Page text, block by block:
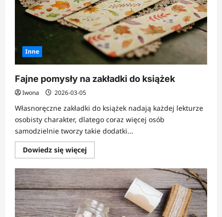
Inne
Fajne pomysły na zakładki do książek
Iwona 2026-03-05
Własnoręczne zakładki do książek nadają każdej lekturze
osobisty charakter, dlatego coraz więcej osób
samodzielnie tworzy takie dodatki...
Dowiedz się więcejDowiedz
się
o
Fajne
pomysły
na
zakładki
do
książek